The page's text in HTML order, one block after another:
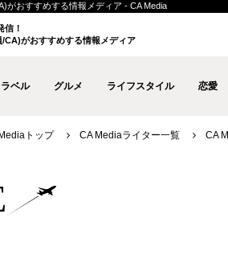
がおすすめする情報メディア - CA Media
信！
CA)がおすすめする情報メディア
ラベル グルメ ライフスタイル 恋愛
トップ CA Mediaライター一覧 CA